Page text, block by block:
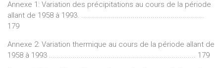
Annexe 1: Variation des précipitations au cours de la période
allant de 1958 à 1993. ..............................................................
179
Annexe 2: Variation thermique au cours de la période allant de
1958 à 1993 .......................................................................... 179